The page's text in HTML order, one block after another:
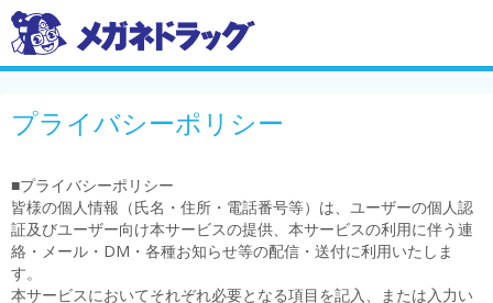
プライバシーポリシー
■プライバシーポリシー
皆様の個人情報（氏名・住所・電話番号等）は、ユーザーの個人認
証及びユーザー向け本サービスの提供、本サービスの利用に伴う連
絡・メール・DM・各種お知らせ等の配信・送付に利用いたしま
す。
本サービスにおいてそれぞれ必要となる項目を記入、または入力い